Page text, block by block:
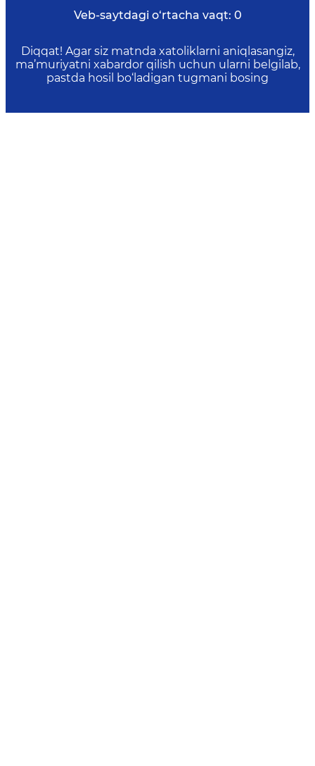
Veb-saytdagi o‘rtacha vaqt: 0
Diqqat! Agar siz matnda xatoliklarni aniqlasangiz,
ma’muriyatni xabardor qilish uchun ularni belgilab,
pastda hosil bo‘ladigan tugmani bosing